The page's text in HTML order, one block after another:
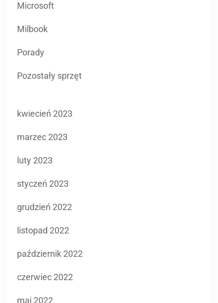
Microsoft
Milbook
Porady
Pozostały sprzęt
kwiecień 2023
marzec 2023
luty 2023
styczeń 2023
grudzień 2022
listopad 2022
październik 2022
czerwiec 2022
maj 2022